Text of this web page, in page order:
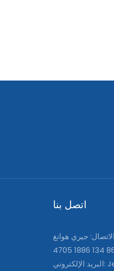
اتصل بنا
جيري هوانغ
البريد الإلكتروني: